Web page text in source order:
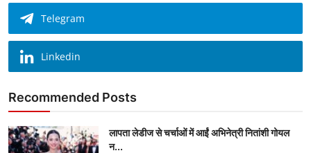
Telegram
Linkedin
Recommended Posts
लापता लेडीज से चर्चाओं में आईं अभिनेत्री नितांशी गोयल
न...